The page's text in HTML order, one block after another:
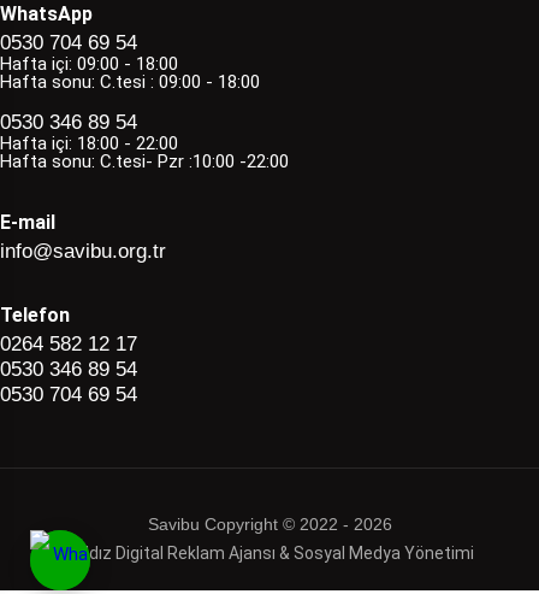
WhatsApp
0530 704 69 54
Hafta içi: 09:00 - 18:00
Hafta sonu: C.tesi : 09:00 - 18:00
0530 346 89 54
Hafta içi: 18:00 - 22:00
Hafta sonu: C.tesi- Pzr :10:00 -22:00
E-mail
info@savibu.org.tr
Telefon
0264 582 12 17
0530 346 89 54
0530 704 69 54
Savibu Copyright © 2022 - 2026
Haldız Digital Reklam Ajansı & Sosyal Medya Yönetimi